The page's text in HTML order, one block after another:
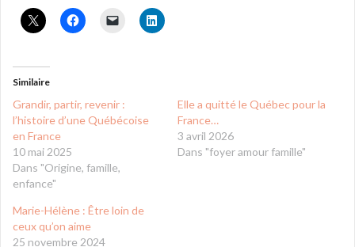
Similaire
Grandir, partir, revenir :
l’histoire d’une Québécoise
en France
10 mai 2025
Dans "Origine, famille,
enfance"
Elle a quitté le Québec pour la
France…
3 avril 2026
Dans "foyer amour famille"
Marie-Hélène : Être loin de
ceux qu’on aime
25 novembre 2024